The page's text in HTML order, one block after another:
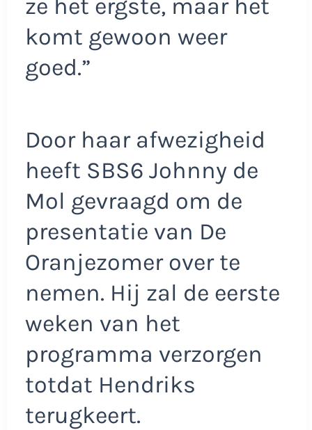
ze het ergste, maar het
komt gewoon weer
goed.”
Door haar afwezigheid
heeft SBS6 Johnny de
Mol gevraagd om de
presentatie van De
Oranjezomer over te
nemen. Hij zal de eerste
weken van het
programma verzorgen
totdat Hendriks
terugkeert.